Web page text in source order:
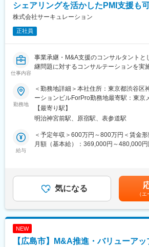
〈カンモビムーブプレス〉
https://www.kepco.co.jp/corporate/pr/
〈モアクトHP〉
https://service.moact.jp/
https://www.kepco.co.jp/corporate/pr/
※入社時の配属グループはご経験やキャリ
いたします。
ソリューション本部を主軸にエネルギー
で、プロジェクトマネジメントスキルを
シェアリングを活かしたPMI支援も
株式会社サーキュレーション
正社員
仕事内容
事業承継・M&A支援のコンサルタントと
継問題に対するコンサルテーションを実
のメインサービスである登録プロ人材
用した課題解決支援）の新しいスキーム
対する企業が成長・発展し続けていくこ
承継というテーマ以外にも幅広い経営課
いただきます。
■業務内容：
（1）M&A実行支援
（2）事業承継／成長戦略の支援
直ぐにM&Aニーズのない顧客に対しては
で踏み込み、プロ人材と共に承継に向け
援していただきます。
勤務地
＜勤務地詳細＞本社住所：東京都渋谷区
ーションビルForPro勤務地最寄駅：東京
宮前駅受動喫煙対策：屋内全面禁煙変更
業所（リモートワーク含む）
【最寄り駅】
明治神宮前駅、原宿駅、表参道駅
給与
＜予定年収＞600万円～800万円＜賃金
月額（基本給）：369,000円～480,000円
＞・基本給（想定年収）＋M&A成約実績
ブ・インセンティブ料率については最大
安の金額であり、選考を通じて上下する
(月額)は固定手当を含めた表記です。
気になる
（
NEW
【広島市】M&A推進・バリューアッ